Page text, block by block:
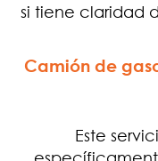
si tiene claridad
Camión de
Este